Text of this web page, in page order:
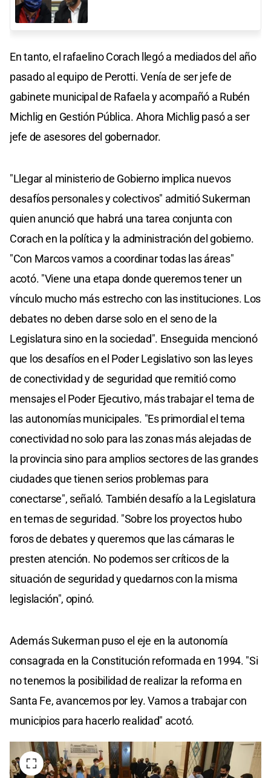
En tanto, el rafaelino Corach llegó a mediados del año
pasado al equipo de Perotti. Venía de ser jefe de
gabinete municipal de Rafaela y acompañó a Rubén
Michlig en Gestión Pública. Ahora Michlig pasó a ser
jefe de asesores del gobernador.
"Llegar al ministerio de Gobierno implica nuevos
desafíos personales y colectivos" admitió Sukerman
quien anunció que habrá una tarea conjunta con
Corach en la política y la administración del gobierno.
"Con Marcos vamos a coordinar todas las áreas"
acotó. "Viene una etapa donde queremos tener un
vínculo mucho más estrecho con las instituciones. Los
debates no deben darse solo en el seno de la
Legislatura sino en la sociedad". Enseguida mencionó
que los desafíos en el Poder Legislativo son las leyes
de conectividad y de seguridad que remitió como
mensajes el Poder Ejecutivo, más trabajar el tema de
las autonomías municipales. "Es primordial el tema
conectividad no solo para las zonas más alejadas de
la provincia sino para amplios sectores de las grandes
ciudades que tienen serios problemas para
conectarse", señaló. También desafío a la Legislatura
en temas de seguridad. "Sobre los proyectos hubo
foros de debates y queremos que las cámaras le
presten atención. No podemos ser críticos de la
situación de seguridad y quedarnos con la misma
legislación", opinó.
Además Sukerman puso el eje en la autonomía
consagrada en la Constitución reformada en 1994. "Si
no tenemos la posibilidad de realizar la reforma en
Santa Fe, avancemos por ley. Vamos a trabajar con
municipios para hacerlo realidad" acotó.